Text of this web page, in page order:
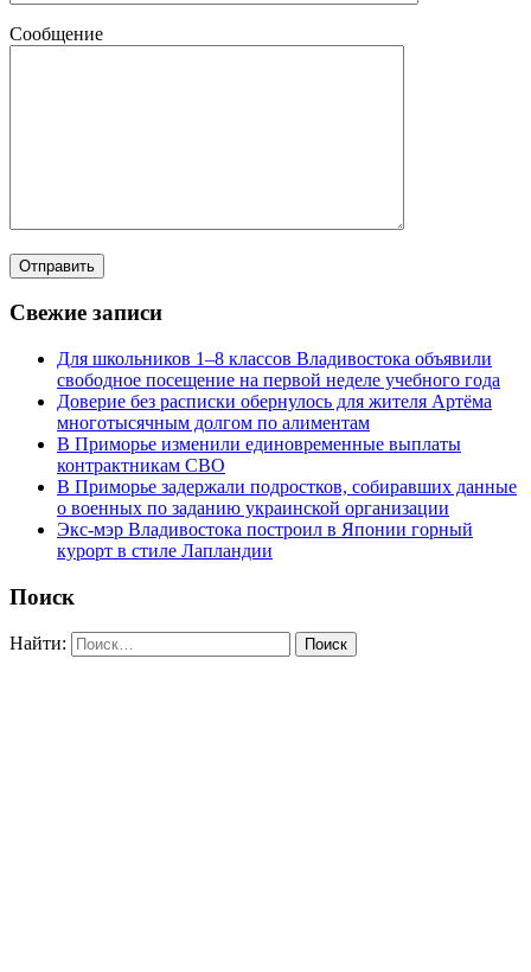
Сообщение
Свежие записи
Для школьников 1–8 классов Владивостока объявили
свободное посещение на первой неделе учебного года
Доверие без расписки обернулось для жителя Артёма
многотысячным долгом по алиментам
В Приморье изменили единовременные выплаты
контрактникам СВО
В Приморье задержали подростков, собиравших данные
о военных по заданию украинской организации
Экс-мэр Владивостока построил в Японии горный
курорт в стиле Лапландии
Поиск
Найти: